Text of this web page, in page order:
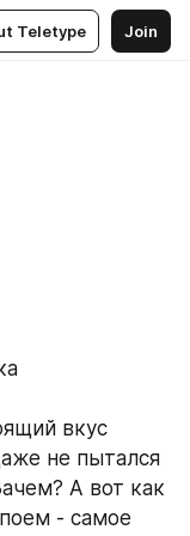
Teletype Join
вкус
не пытался
А вот как
- самое